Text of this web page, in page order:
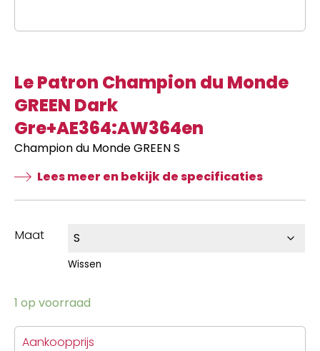
Le Patron Champion du Monde
GREEN Dark
Gre+AE364:AW364en
Champion du Monde GREEN S
Lees meer en bekijk de specificaties
Maat
Wissen
1 op voorraad
Aankoopprijs